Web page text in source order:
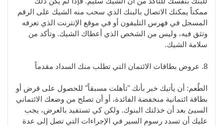
ممكناً يمكنك الاتصال بالبنك الذي سحب منه الشيك على الرقم
المسجل في فهرس التليفون أو في موقع الإنترنت الذي تعرفه
وتثق فيه، وليس من الشخص الذي أعطاك الشيك. وتأكد من
سلامة الشيك.
8. عروض بطاقات الائتمان التي تطلب منك السداد مقدماً
الطُعم: أن يأتيك خبر بأنك "تأهلت مسبقاً" للحصول على قرض أو
بطاقة ائتمانية منخفضة الفائدة، أو أن تصلح من وضعك الائتماني
السيئ بعد أن خذلتك البنوك. ولكن كي تستفيد بالعرض، يجب
عليك أن تسدد رسوم السير في الإجراءات التي تصل إلى عدة